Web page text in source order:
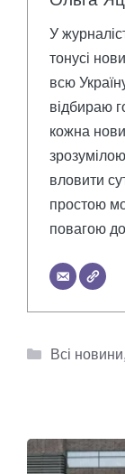
У
тонусі
всю
відбираю
кожна
вловити
простою
повагою до
Категорії
Всі новини,